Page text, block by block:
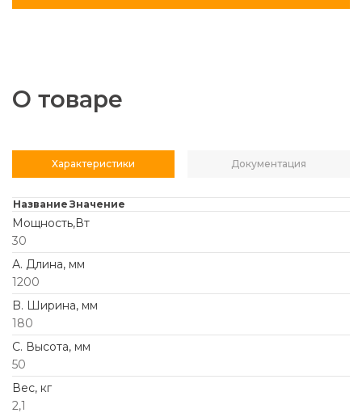
О товаре
Характеристики Документация
Название Значение
Мощность,Вт
30
А. Длина, мм
1200
B. Ширина, мм
180
C. Высота, мм
50
Вес, кг
2,1